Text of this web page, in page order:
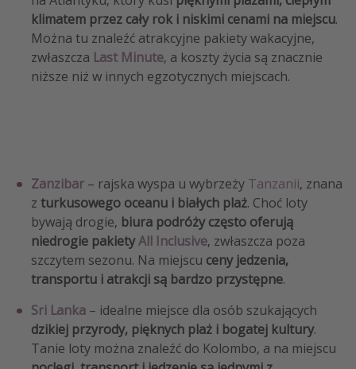
klimatem przez cały rok i niskimi cenami na miejscu.
Można tu znaleźć atrakcyjne pakiety wakacyjne,
zwłaszcza Last Minute, a koszty życia są znacznie
niższe niż w innych egzotycznych miejscach.
Zanzibar – rajska wyspa u wybrzeży Tanzanii, znana
z turkusowego oceanu i białych plaż. Choć loty
bywają drogie, biura podróży często oferują
niedrogie pakietyAll Inclusive, zwłaszcza poza
szczytem sezonu. Na miejscu ceny jedzenia,
transportu i atrakcji są bardzo przystępne.
Sri Lanka – idealne miejsce dla osób szukających
dzikiej przyrody, pięknych plaż i bogatej kultury.
Tanie loty można znaleźć do Kolombo, a na miejscu